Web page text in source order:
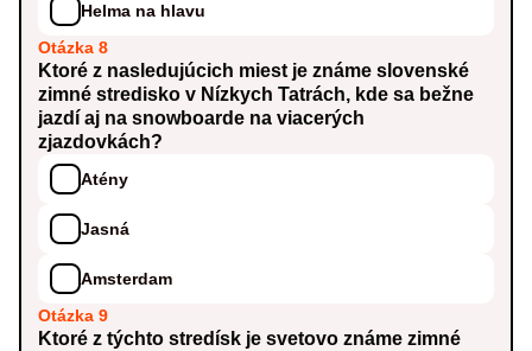
Helma na hlavu
Otázka 8
Ktoré z nasledujúcich miest je známe slovenské
zimné stredisko v Nízkych Tatrách, kde sa bežne
jazdí aj na snowboarde na viacerých
zjazdovkách?
Atény
Jasná
Amsterdam
Otázka 9
Ktoré z týchto stredísk je svetovo známe zimné